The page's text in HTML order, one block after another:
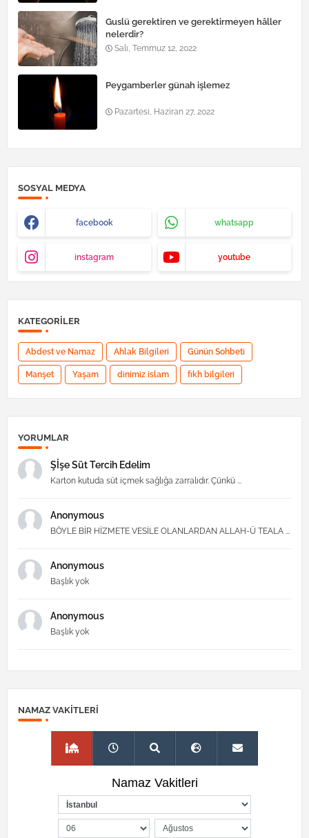
Guslü gerektiren ve gerektirmeyen hâller
nelerdir?
Salı, Temmuz 12, 2022
Peygamberler günah işlemez
Pazartesi, Haziran 27, 2022
SOSYAL MEDYA
facebook whatsapp
instagram youtube
KATEGORILER
Abdest ve Namaz Ahlak Bilgileri Günün Sohbeti
Manşet Yaşam dinimiz islam fıkh bilgileri
YORUMLAR
Şİşe Süt Tercih Edelim
Karton kutuda süt içmek sağlığa zarralıdır. Çünkü ...
Anonymous
BÖYLE BİR HİZMETE VESİLE OLANLARDAN ALLAH-Ü TEALA ...
Anonymous
Başlık yok
Anonymous
Başlık yok
NAMAZ VAKITLERI